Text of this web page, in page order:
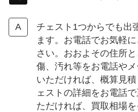
チェスト1つからでも出
ます。お電話でお気軽
さい。おおよその住所と
傷、汚れ等をお電話や
いただければ、概算見
ェストの詳細をお電話
ただければ、買取相場